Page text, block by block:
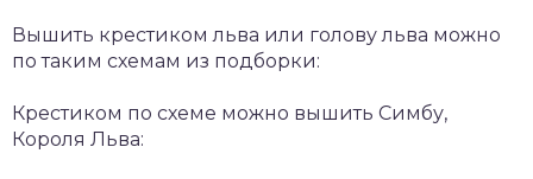
Вышить крестиком льва или голову льва можно
по таким схемам из подборки:
Крестиком по схеме можно вышить Симбу,
Короля Льва: